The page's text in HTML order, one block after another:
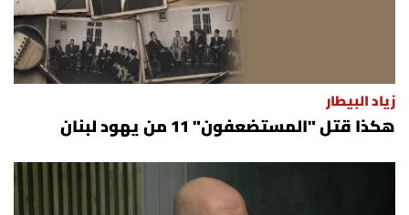
زياد البيطار
هكذا قتل "المستضعفون" 11 من يهود لبنان